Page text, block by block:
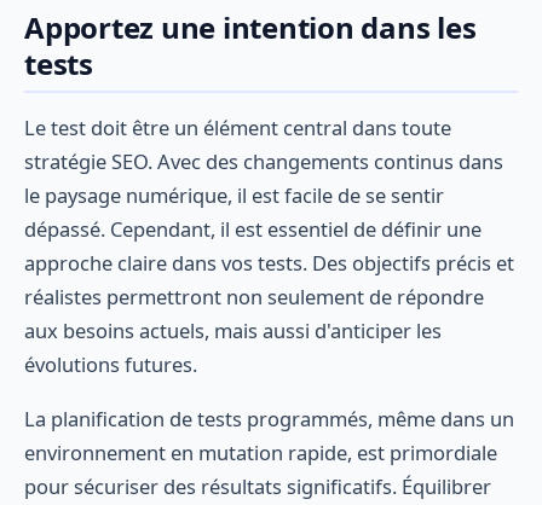
Apportez une intention dans les
tests
Le test doit être un élément central dans toute
stratégie SEO. Avec des changements continus dans
le paysage numérique, il est facile de se sentir
dépassé. Cependant, il est essentiel de définir une
approche claire dans vos tests. Des objectifs précis et
réalistes permettront non seulement de répondre
aux besoins actuels, mais aussi d'anticiper les
évolutions futures.
La planification de tests programmés, même dans un
environnement en mutation rapide, est primordiale
pour sécuriser des résultats significatifs. Équilibrer